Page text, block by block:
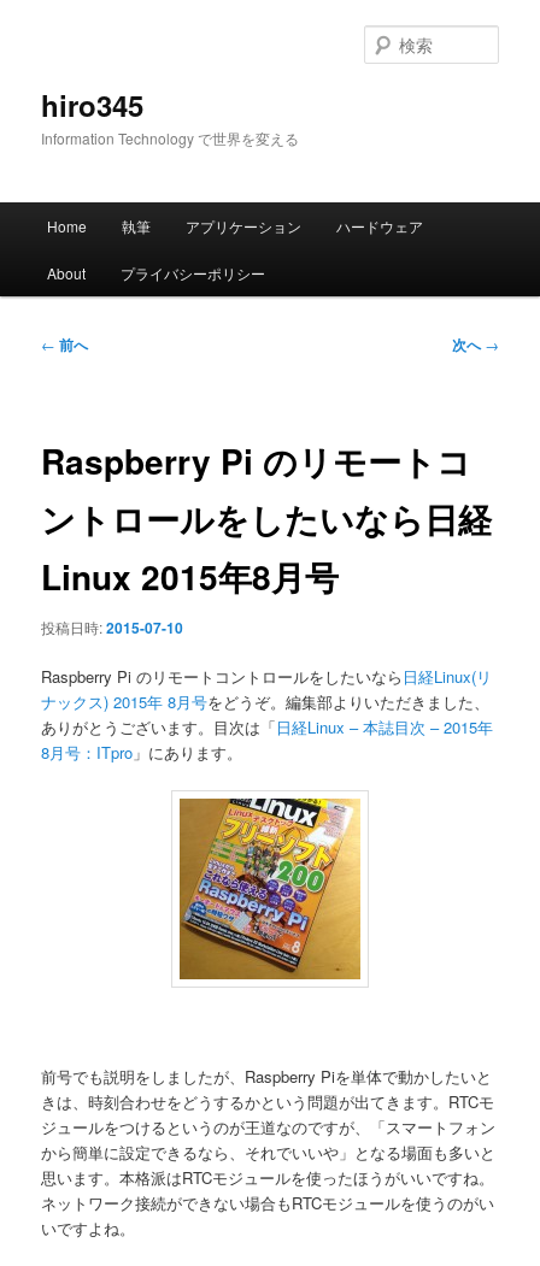
hiro345
Information Technology で世界を変える
索
メ
Home 執筆 アプリケーション ハードウェア
About プライバシーポリシー
投
ー
ョ
← 前へ 次へ→
Raspberry Pi のリモートコ
ントロールをしたいなら日経
Linux 2015年8月号
投稿日時:2015-07-10
Raspberry Pi のリモートコントロールをしたいなら 日経Linux(リ
ナックス) 2015年 8月号をどうぞ。編集部よりいただきました、
ありがとうございます。目次は「日経Linux – 本誌目次 – 2015年
8月号：ITpro 」にあります。
前号でも説明をしましたが、Raspberry Piを単体で動かしたいと
きは、時刻合わせをどうするかという問題が出てきます。RTCモ
ジュールをつけるというのが王道なのですが、「スマートフォン
から簡単に設定できるなら、それでいいや」となる場面も多いと
思います。本格派はRTCモジュールを使ったほうがいいですね。
ネットワーク接続ができない場合もRTCモジュールを使うのがい
いですよね。